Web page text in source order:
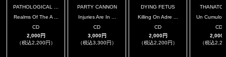
PATHOLOGICAL ...
Realms Of The A ...
CD
2,000円
（税込2,200円）
PARTY CANNON
Injuries Are In ...
CD
3,000円
（税込3,300円）
DYING FETUS
Killing On Adre ...
CD
2,000円
（税込2,200円）
Un Cumulo
CD
2,000
（税込